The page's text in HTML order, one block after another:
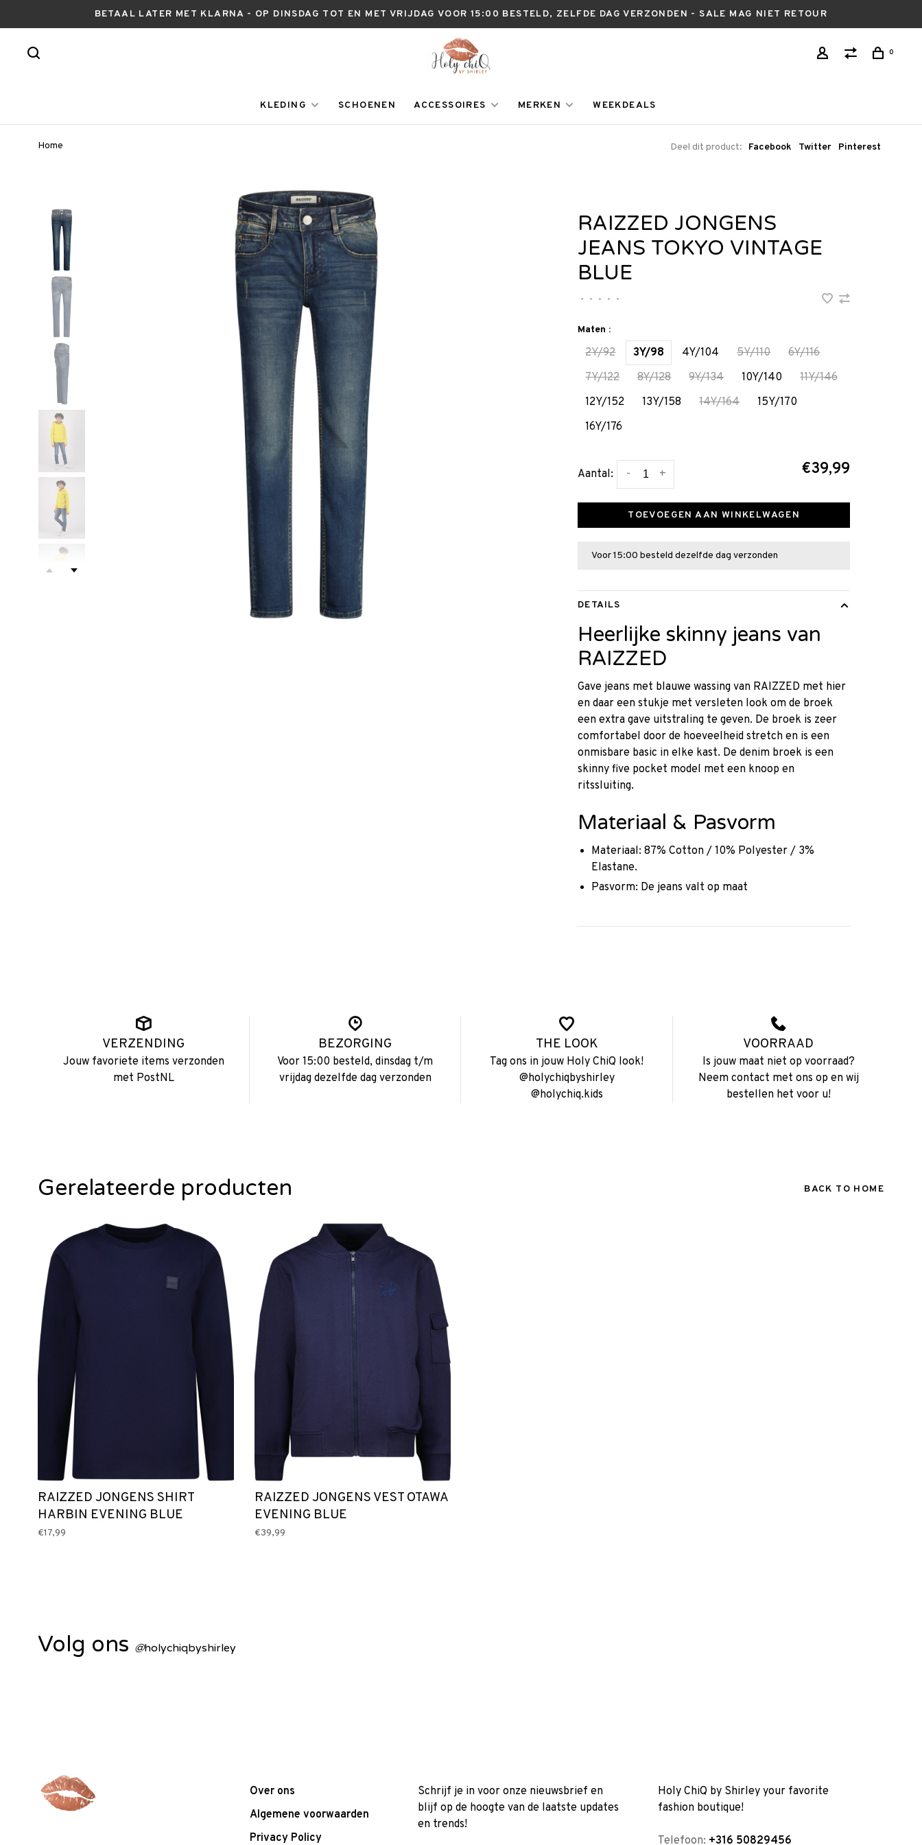
BETAAL LATER MET KLARNA - OP DINSDAG TOT EN MET VRIJDAG VOOR 15:00 BESTELD, ZELFDE DAG VERZONDEN - SALE MAG NIET RETOUR
0
KLEDING SCHOENEN ACCESSOIRES MERKEN WEEKDEALS
Home Deel dit product: Facebook Twitter Pinterest
RAIZZED JONGENS
JEANS TOKYO VINTAGE
BLUE
• • • • •
Maten :
2Y/92 3Y/98 4Y/104 5Y/110
6Y/116
7Y/122
8Y/128 9Y/134 10Y/140
11Y/146
12Y/152
13Y/158 14Y/164
15Y/170
16Y/176
Aantal: +
- €39,99
TOEVOEGEN AAN WINKELWAGEN
Voor 15:00 besteld dezelfde dag verzonden
DETAILS
Heerlijke skinny jeans van
RAIZZED
Gave jeans met blauwe wassing van RAIZZED met hier
en daar een stukje met versleten look om de broek
een extra gave uitstraling te geven. De broek is zeer
comfortabel door de hoeveelheid stretch en is een
onmisbare basic in elke kast. De denim broek is een
skinny five pocket model met een knoop en
ritssluiting.
Materiaal & Pasvorm
Materiaal: 87% Cotton / 10% Polyester / 3%
Elastane.
Pasvorm: De jeans valt op maat
VERZENDING
Jouw favoriete items verzonden
met PostNL
BEZORGING
Voor 15:00 besteld, dinsdag t/m
vrijdag dezelfde dag verzonden
THE LOOK
Tag ons in jouw Holy ChiQ look!
@holychiqbyshirley
@holychiq.kids
VOORRAAD
Is jouw maat niet op voorraad?
Neem contact met ons op en wij
bestellen het voor u!
Gerelateerde producten BACK TO HOME
RAIZZED JONGENS SHIRT
HARBIN EVENING BLUE
€17,99
RAIZZED JONGENS VEST OTAWA
EVENING BLUE
€39,99
Volg ons @holychiqbyshirley
Over ons
Algemene voorwaarden
Privacy Policy
Schrijf je in voor onze nieuwsbrief en
blijf op de hoogte van de laatste updates
en trends!
Holy ChiQ by Shirley your favorite
fashion boutique!
Telefoon: +316 50829456